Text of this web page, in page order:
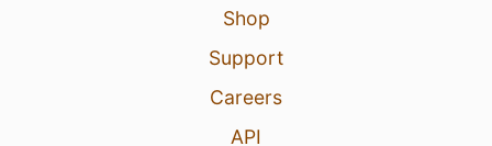
Shop
Support
Careers
API